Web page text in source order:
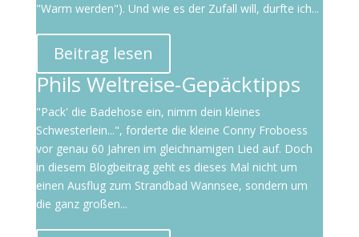
"Warm werden"). Und wie es der Zufall will, durfte ich...
Beitrag lesen
Phils Weltreise-Gepäcktipps
"Pack' die Badehose ein, nimm dein kleines
Schwesterlein...", forderte die kleine Conny Froboess
vor genau 60 Jahren im gleichnamigen Lied auf. Doch
in diesem Blogbeitrag geht es dieses Mal nicht um
einen Ausflug zum Strandbad Wannsee, sondern um
die ganz großen...